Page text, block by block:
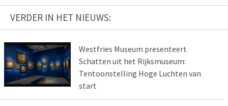
VERDER IN HET NIEUWS:
Westfries Museum presenteert
Schatten uit het Rijksmuseum:
Tentoonstelling Hoge Luchten van
start